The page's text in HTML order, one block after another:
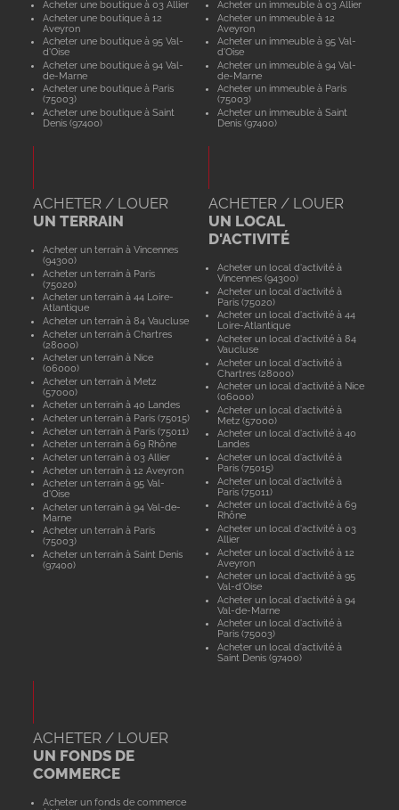
Acheter une boutique à 03 Allier
Acheter une boutique à 12
Aveyron
Acheter une boutique à 95 Val-
d'Oise
Acheter une boutique à 94 Val-
de-Marne
Acheter une boutique à Paris
(75003)
Acheter une boutique à Saint
Denis (97400)
Acheter un immeuble à 03 Allier
Acheter un immeuble à 12
Aveyron
Acheter un immeuble à 95 Val-
d'Oise
Acheter un immeuble à 94 Val-
de-Marne
Acheter un immeuble à Paris
(75003)
Acheter un immeuble à Saint
Denis (97400)
ACHETER / LOUER
UN TERRAIN
Acheter un terrain à Vincennes
(94300)
Acheter un terrain à Paris
(75020)
Acheter un terrain à 44 Loire-
Atlantique
Acheter un terrain à 84 Vaucluse
Acheter un terrain à Chartres
(28000)
Acheter un terrain à Nice
(06000)
Acheter un terrain à Metz
(57000)
Acheter un terrain à 40 Landes
Acheter un terrain à Paris (75015)
Acheter un terrain à Paris (75011)
Acheter un terrain à 69 Rhône
Acheter un terrain à 03 Allier
Acheter un terrain à 12 Aveyron
Acheter un terrain à 95 Val-
d'Oise
Acheter un terrain à 94 Val-de-
Marne
Acheter un terrain à Paris
(75003)
Acheter un terrain à Saint Denis
(97400)
ACHETER / LOUER
UN LOCAL
D'ACTIVITÉ
Acheter un local d'activité à
Vincennes (94300)
Acheter un local d'activité à
Paris (75020)
Acheter un local d'activité à 44
Loire-Atlantique
Acheter un local d'activité à 84
Vaucluse
Acheter un local d'activité à
Chartres (28000)
Acheter un local d'activité à Nice
(06000)
Acheter un local d'activité à
Metz (57000)
Acheter un local d'activité à 40
Landes
Acheter un local d'activité à
Paris (75015)
Acheter un local d'activité à
Paris (75011)
Acheter un local d'activité à 69
Rhône
Acheter un local d'activité à 03
Allier
Acheter un local d'activité à 12
Aveyron
Acheter un local d'activité à 95
Val-d'Oise
Acheter un local d'activité à 94
Val-de-Marne
Acheter un local d'activité à
Paris (75003)
Acheter un local d'activité à
Saint Denis (97400)
ACHETER / LOUER
UN FONDS DE
COMMERCE
Acheter un fonds de commerce